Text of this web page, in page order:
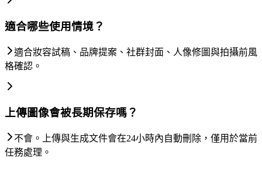
適合哪些使用情境？
適合妝容試稿、品牌提案、社群封面、人像修圖與拍攝前風
格確認。
上傳圖像會被長期保存嗎？
不會。上傳與生成文件會在24小時內自動刪除，僅用於當前
任務處理。